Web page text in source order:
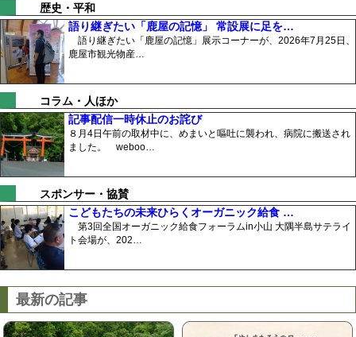
歴史・平和
語り継ぎたい「鹿屋の記憶」 常設展に足を…
語り継ぎたい「鹿屋の記憶」展示コーナーが、2026年7月25日、
鹿屋市観光物産…
コラム・人ほか
記事配信一時休止のお詫び
８月4日午前の取材中に、めまいと嘔吐に襲われ、病院に搬送され
ました。 weboo…
スポンサー・協賛
こどもたちの未来ひらくオーガニック給食 …
第3回全国オーガニック給食フォーラムin小山 大隅半島サテライ
ト会場が、202…
最新の記事